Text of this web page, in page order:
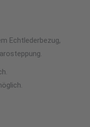
Echtlederbezug,